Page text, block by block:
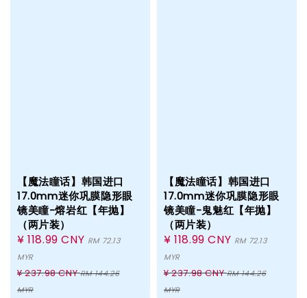
【魔法瞳话】韩国进口
17.0mm迷你巩膜隐形眼
镜美瞳-熔岩红【年抛】
（两片装）
Sale
price
¥ 118.99 CNY RM 72.13
MYR
Regular
price
¥ 237.98 CNYRM 144.26
MYR
【魔法瞳话】韩国进口
17.0mm迷你巩膜隐形眼
镜美瞳-鬼魅红【年抛】
（两片装）
Sale
price
¥ 118.99 CNY RM 72.13
MYR
Regular
price
¥ 237.98 CNYRM 144.26
MYR